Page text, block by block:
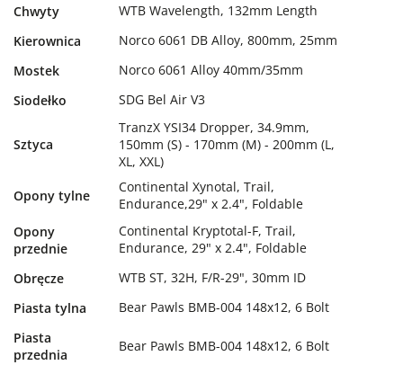
Chwyty
WTB Wavelength, 132mm Length
Kierownica
Norco 6061 DB Alloy, 800mm, 25mm
Mostek
Norco 6061 Alloy 40mm/35mm
Siodełko
SDG Bel Air V3
Sztyca
TranzX YSI34 Dropper, 34.9mm,
150mm (S) - 170mm (M) - 200mm (L,
XL, XXL)
Opony tylne
Continental Xynotal, Trail,
Endurance,29" x 2.4", Foldable
Opony
przednie
Continental Kryptotal-F, Trail,
Endurance, 29" x 2.4", Foldable
Obręcze
WTB ST, 32H, F/R-29", 30mm ID
Piasta tylna
Bear Pawls BMB-004 148x12, 6 Bolt
Piasta
przednia
Bear Pawls BMB-004 148x12, 6 Bolt